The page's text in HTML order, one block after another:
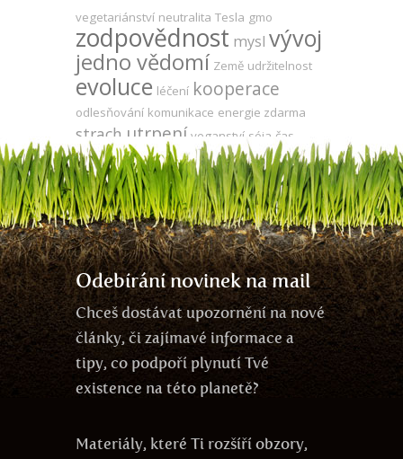
vegetariánství neutralita Tesla gmo
zodpovědnost mysl vývoj
jedno vědomí Země udržitelnost
evoluce léčení kooperace
odlesňování komunikace energie zdarma
strach utrpení veganství sója čas
síla meditace produktivita Keshe DNA
zdravíza oponoupřítomnost
energie propojenost volná energie
láskaegoduše agrese
Odebírání novinek na mail
Chceš dostávat upozornění na nové
články, či zajímavé informace a
tipy, co podpoří plynutí Tvé
existence na této planetě?
Materiály, které Ti rozšíří obzory,